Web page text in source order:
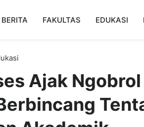
Bisnis
BERITA FAKULTAS EDUKASI
Ajak